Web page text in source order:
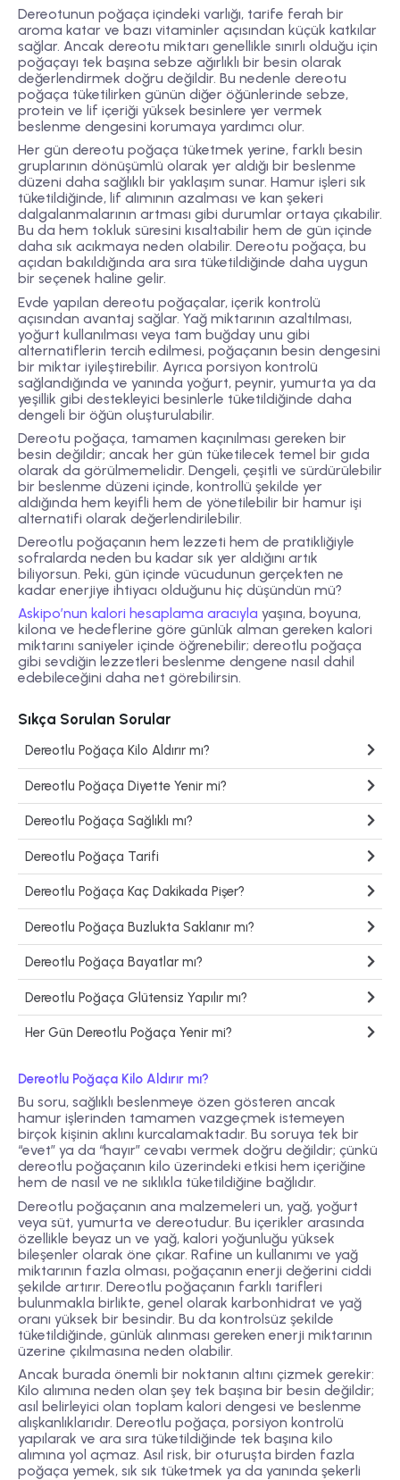
Dereotunun poğaça içindeki varlığı, tarife ferah bir
aroma katar ve bazı vitaminler açısından küçük katkılar
sağlar. Ancak dereotu miktarı genellikle sınırlı olduğu için
poğaçayı tek başına sebze ağırlıklı bir besin olarak
değerlendirmek doğru değildir. Bu nedenle dereotu
poğaça tüketilirken günün diğer öğünlerinde sebze,
protein ve lif içeriği yüksek besinlere yer vermek
beslenme dengesini korumaya yardımcı olur.
Her gün dereotu poğaça tüketmek yerine, farklı besin
gruplarının dönüşümlü olarak yer aldığı bir beslenme
düzeni daha sağlıklı bir yaklaşım sunar. Hamur işleri sık
tüketildiğinde, lif alımının azalması ve kan şekeri
dalgalanmalarının artması gibi durumlar ortaya çıkabilir.
Bu da hem tokluk süresini kısaltabilir hem de gün içinde
daha sık acıkmaya neden olabilir. Dereotu poğaça, bu
açıdan bakıldığında ara sıra tüketildiğinde daha uygun
bir seçenek haline gelir.
Evde yapılan dereotu poğaçalar, içerik kontrolü
açısından avantaj sağlar. Yağ miktarının azaltılması,
yoğurt kullanılması veya tam buğday unu gibi
alternatiflerin tercih edilmesi, poğaçanın besin dengesini
bir miktar iyileştirebilir. Ayrıca porsiyon kontrolü
sağlandığında ve yanında yoğurt, peynir, yumurta ya da
yeşillik gibi destekleyici besinlerle tüketildiğinde daha
dengeli bir öğün oluşturulabilir.
Dereotu poğaça, tamamen kaçınılması gereken bir
besin değildir; ancak her gün tüketilecek temel bir gıda
olarak da görülmemelidir. Dengeli, çeşitli ve sürdürülebilir
bir beslenme düzeni içinde, kontrollü şekilde yer
aldığında hem keyifli hem de yönetilebilir bir hamur işi
alternatifi olarak değerlendirilebilir.
Dereotlu poğaçanın hem lezzeti hem de pratikliğiyle
sofralarda neden bu kadar sık yer aldığını artık
biliyorsun. Peki, gün içinde vücudunun gerçekten ne
kadar enerjiye ihtiyacı olduğunu hiç düşündün mü?
Askipo’nun kalori hesaplama aracıyla yaşına, boyuna,
kilona ve hedeflerine göre günlük alman gereken kalori
miktarını saniyeler içinde öğrenebilir; dereotlu poğaça
gibi sevdiğin lezzetleri beslenme dengene nasıl dahil
edebileceğini daha net görebilirsin.
Sıkça Sorulan Sorular
Dereotlu Poğaça Kilo Aldırır mı?
Dereotlu Poğaça Diyette Yenir mi?
Dereotlu Poğaça Sağlıklı mı?
Dereotlu Poğaça Tarifi
Dereotlu Poğaça Kaç Dakikada Pişer?
Dereotlu Poğaça Buzlukta Saklanır mı?
Dereotlu Poğaça Bayatlar mı?
Dereotlu Poğaça Glütensiz Yapılır mı?
Her Gün Dereotlu Poğaça Yenir mi?
Dereotlu Poğaça Kilo Aldırır mı?
Bu soru, sağlıklı beslenmeye özen gösteren ancak
hamur işlerinden tamamen vazgeçmek istemeyen
birçok kişinin aklını kurcalamaktadır. Bu soruya tek bir
“evet” ya da “hayır” cevabı vermek doğru değildir; çünkü
dereotlu poğaçanın kilo üzerindeki etkisi hem içeriğine
hem de nasıl ve ne sıklıkla tüketildiğine bağlıdır.
Dereotlu poğaçanın ana malzemeleri un, yağ, yoğurt
veya süt, yumurta ve dereotudur. Bu içerikler arasında
özellikle beyaz un ve yağ, kalori yoğunluğu yüksek
bileşenler olarak öne çıkar. Rafine un kullanımı ve yağ
miktarının fazla olması, poğaçanın enerji değerini ciddi
şekilde artırır. Dereotlu poğaçanın farklı tarifleri
bulunmakla birlikte, genel olarak karbonhidrat ve yağ
oranı yüksek bir besindir. Bu da kontrolsüz şekilde
tüketildiğinde, günlük alınması gereken enerji miktarının
üzerine çıkılmasına neden olabilir.
Ancak burada önemli bir noktanın altını çizmek gerekir:
Kilo alımına neden olan şey tek başına bir besin değildir;
asıl belirleyici olan toplam kalori dengesi ve beslenme
alışkanlıklarıdır. Dereotlu poğaça, porsiyon kontrolü
yapılarak ve ara sıra tüketildiğinde tek başına kilo
alımına yol açmaz. Asıl risk, bir oturuşta birden fazla
poğaça yemek, sık sık tüketmek ya da yanında şekerli